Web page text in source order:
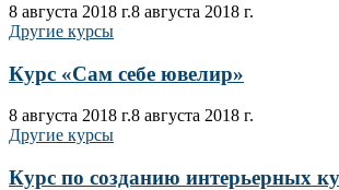
8 августа 2018 г.8 августа 2018 г.
Другие курсы
Курс «Сам себе ювелир»
8 августа 2018 г.8 августа 2018 г.
Другие курсы
Курс по созданию интерьерных